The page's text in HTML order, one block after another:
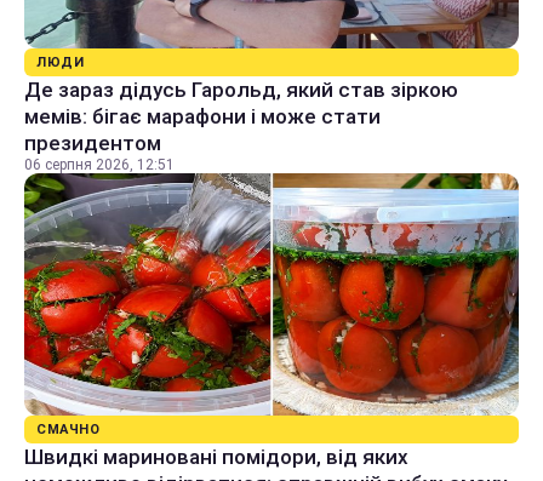
ЛЮДИ
Де зараз дідусь Гарольд, який став зіркою
мемів: бігає марафони і може стати
президентом
06 серпня 2026, 12:51
СМАЧНО
Швидкі мариновані помідори, від яких